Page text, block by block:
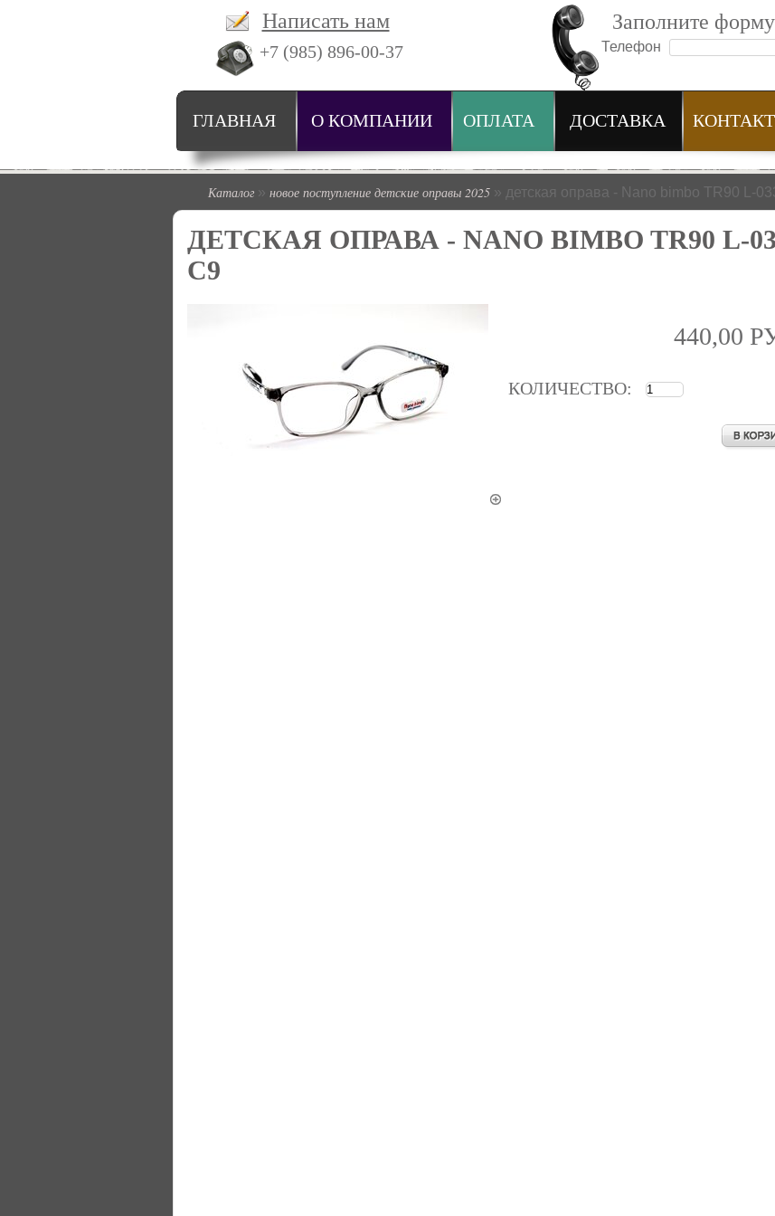
Написать нам
+7 (985) 896-00-37
Заполните
Телефон
ГЛАВНАЯ О КОМПАНИИ ОПЛАТА ДОСТАВКА
Каталог» новое поступление детские оправы 2025 » детская оправа - Nano bimbo TR90 L-
ДЕТСКАЯ ОПРАВА - NANO BIMBO TR90 L-
C9
440,00
КОЛИЧЕСТВО: